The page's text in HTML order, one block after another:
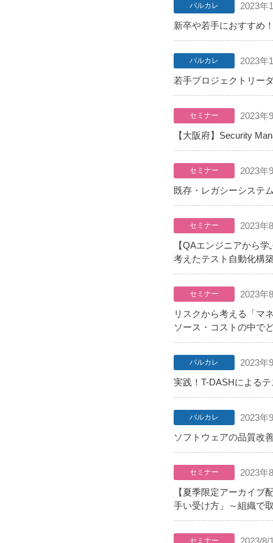
バルカレ
2023年
新卒や若手におすすめ
バルカレ
2023年
若手プロジェクトリー
セミナー
2023年
【大阪府】Security
セミナー
2023年
既存・レガシーシステ
セミナー
2023年
【QAエンジニアから
考えたテスト自動化構
セミナー
2023年
リスクから考える「マ
ソース・コストの中で
バルカレ
2023年
実践！T-DASHによる
バルカレ
2023年
ソフトウェアの品質改
セミナー
2023年
【夏季限定アーカイブ
手い受け方」～組織で
セミナー 2023/8/